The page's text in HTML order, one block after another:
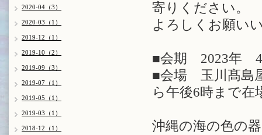
寄りください。
よろしくお願い
■会期 2023年 4
■会場 玉川髙島
ら午後6時まで在
沖縄の海の色の
2020-04（3）
2020-03（1）
2019-12（1）
2019-10（2）
2019-09（3）
2019-07（1）
2019-05（1）
2019-03（1）
2018-12（1）